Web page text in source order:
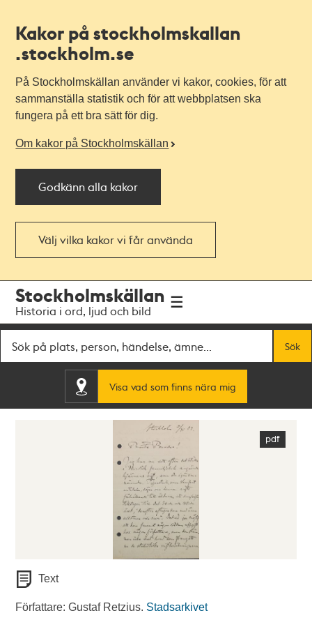
Kakor på stockholmskallan
.stockholm.se
På Stockholmskällan använder vi kakor, cookies, för att
sammanställa statistik och för att webbplatsen ska
fungera på ett bra sätt för dig.
Om kakor på Stockholmskällan
Godkänn alla kakor
Välj vilka kakor vi får använda
navigationen
huvudinnehållet
Stockholmskällan
Historia i ord, ljud och bild
Sök
Visa vad som finns nära mig
Text
Författare: Gustaf Retzius. Stadsarkivet